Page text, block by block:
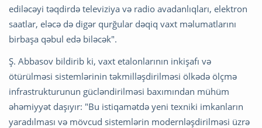
ediləcəyi təqdirdə televiziya və radio avadanlıqları, elektron
saatlar, eləcə də digər qurğular dəqiq vaxt məlumatlarını
birbaşa qəbul edə biləcək".
Ş. Abbasov bildirib ki, vaxt etalonlarının inkişafı və
ötürülməsi sistemlərinin təkmilləşdirilməsi ölkədə ölçmə
infrastrukturunun gücləndirilməsi baxımından mühüm
əhəmiyyət daşıyır: "Bu istiqamətdə yeni texniki imkanların
yaradılması və mövcud sistemlərin modernləşdirilməsi üzrə